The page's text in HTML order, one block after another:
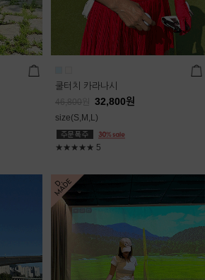
쿨터치 카라나시
46,800 32,800원
size(S,M,L)
★★★★★ 5